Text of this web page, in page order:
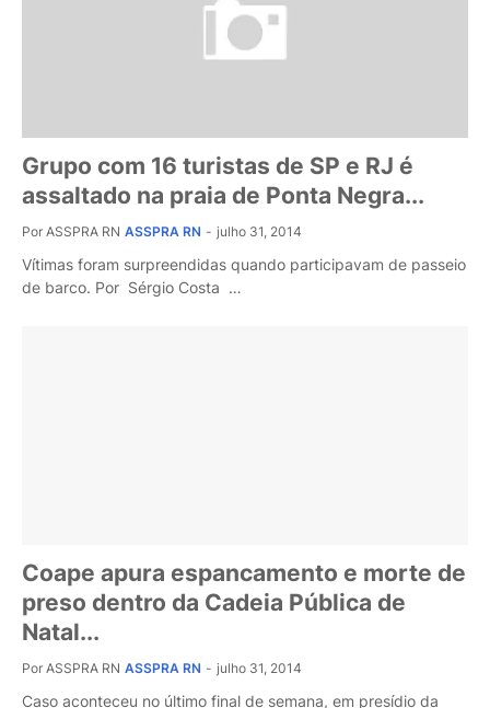
Grupo com 16 turistas de SP e RJ é
assaltado na praia de Ponta Negra...
Por ASSPRA RN ASSPRA RN - julho 31, 2014
Vítimas foram surpreendidas quando participavam de passeio
de barco. Por Sérgio Costa …
Coape apura espancamento e morte de
preso dentro da Cadeia Pública de
Natal...
Por ASSPRA RN ASSPRA RN - julho 31, 2014
Caso aconteceu no último final de semana, em presídio da